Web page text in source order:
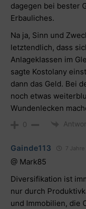
dagegen bei bester
Erbauliches.
Na ja, Sinn und
letztendlich, dass
Anlageklassen im
sagte Kostolany
dann das Geld. Bei
noch etwas
Wundenlecken
0
Gainde113 7 Jahre
@ Mark85
Diversifikation ist
nur durch
und Immobilien, die